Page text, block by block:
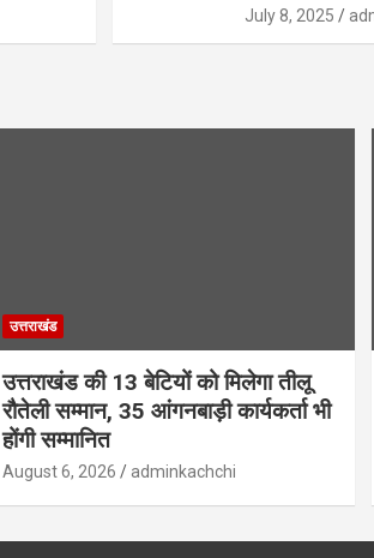
July 8, 2025
उत्तराखंड
उत्तराखंड की 13 बेटियों को मिलेगा तीलू
रौतेली सम्मान, 35 आंगनबाड़ी कार्यकर्ता भी
होंगी सम्मानित
August 6, 2026 adminkachchi